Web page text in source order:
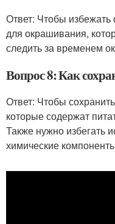
Ответ: Чтобы
для окрашивания,
следить за временем
Вопрос 8: Как
Ответ: Чтобы
которые содержат
Также нужно избегать
химические